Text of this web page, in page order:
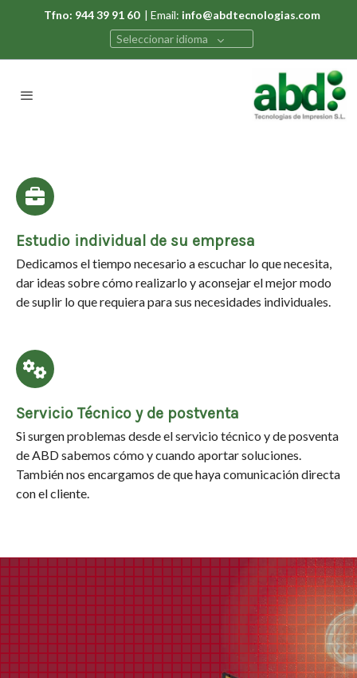
Tfno: 944 39 91 60| Email: info@abdtecnologias.com
Seleccionar idioma
Estudio individual de su empresa
Dedicamos el tiempo necesario a escuchar lo que necesita,
dar ideas sobre cómo realizarlo y aconsejar el mejor modo
de suplir lo que requiera para sus necesidades individuales.
Servicio Técnico y de postventa
Si surgen problemas desde el servicio técnico y de posventa
de ABD sabemos cómo y cuando aportar soluciones.
También nos encargamos de que haya comunicación directa
con el cliente.